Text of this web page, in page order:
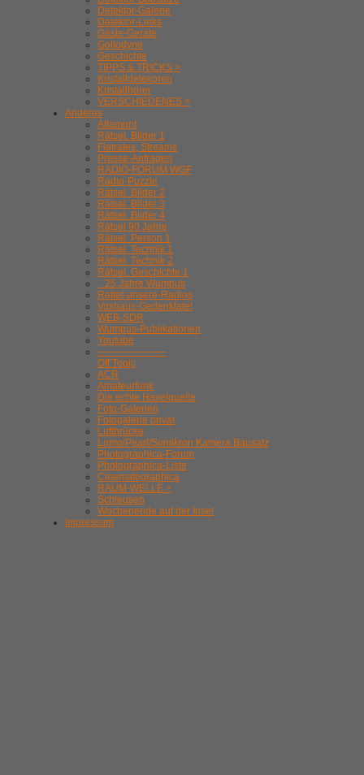
Detektor-Galerie
Detektor-Links
Gäste-Geräte
Gollodyne
Geschichte
TIPPS & TRICKS >
Kristalldetekoren
Kristallhörer
VERSCHIEDENES >
Anderes
Altamont
Rätsel. Bilder 1
Flatrates, Streams
Presse-Anfragen
RADIO-FORUM WGF
Radio-Puzzle
Rätsel. Bilder 2
Rätsel. Bilder 3
Rätsel. Bilder 4
Rätsel 90 Jahre
Rätsel. Person 1
Rätsel. Technik 1
Rätsel. Technik 2
Rätsel. Geschichte 1
.. 25 Jahre Wumpus
Rettet-unsere-Radios
Voxhaus-Gedenktafel
WEB-SDR
Wumpus-Publikationen
Youtube
---------------------
Off Topic
ACR
Amateurfunk
Die echte Havelquelle
Foto-Galerien
Fotogalerie privat
Luftbrücke
Lomo/Pearl/Somikron Kamera Bausatz
Photographica-Forum
Photographica-Liste
Cinematographica
RAUM-WELLE >
Schleusen
Wochenende auf der Insel
Impressum